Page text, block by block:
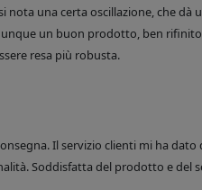
una certa oscillazione, che dà
un buon prodotto, ben
resa più robusta.
Il servizio clienti mi ha dato
Soddisfatta del prodotto e del